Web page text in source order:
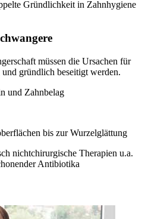
Gründlichkeit in Zahnhygiene
müssen die Ursachen für
gründlich beseitigt werden.
und Zahnbelag
bis zur Wurzelglättung
nichtchirurgische Therapien u.a.
Antibiotika